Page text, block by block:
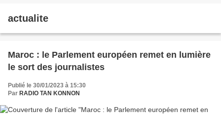
actualite
Maroc : le Parlement européen remet en lumière
le sort des journalistes
Publié le 30/01/2023 à 15:30
Par RADIO TAN KONNON